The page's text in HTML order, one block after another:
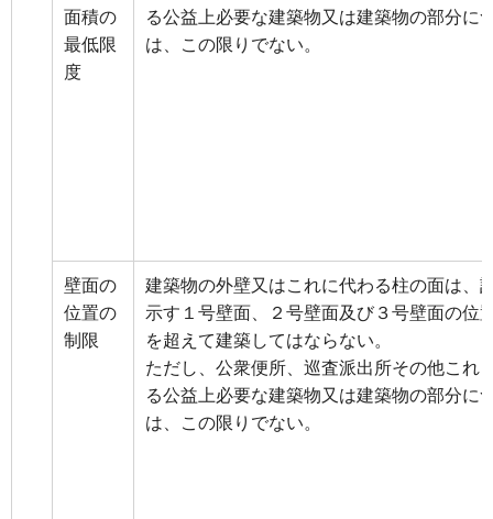
面積の
最低限
度
る公益上必要な建築物又は建築物の部分に
は、この限りでない。
壁面の
位置の
制限
建築物の外壁又はこれに代わる柱の面は、
示す１号壁面、２号壁面及び３号壁面の位
を超えて建築してはならない。
ただし、公衆便所、巡査派出所その他これ
る公益上必要な建築物又は建築物の部分に
は、この限りでない。